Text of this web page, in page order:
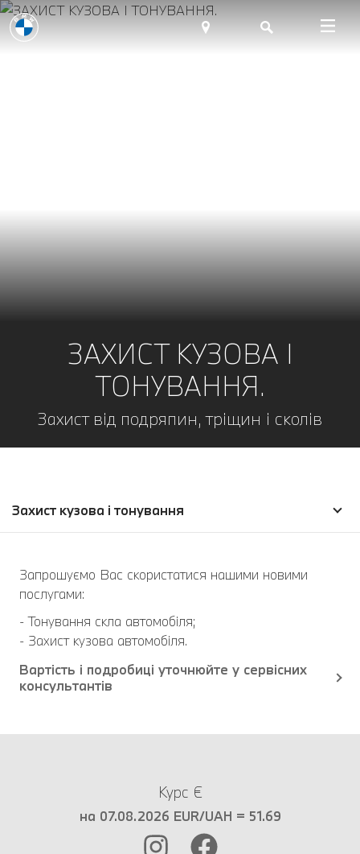
ЗАХИСТ КУЗОВА І
ТОНУВАННЯ.
Захист від подряпин, тріщин і сколів
Захист кузова і тонування
Запрошуємо Вас скористатися нашими новими
послугами:
- Тонування скла автомобіля;
- Захист кузова автомобіля.
Вартість і подробиці уточнюйте у сервісних
консультантів
Курс €
на 07.08.2026 EUR/UAH = 51.69